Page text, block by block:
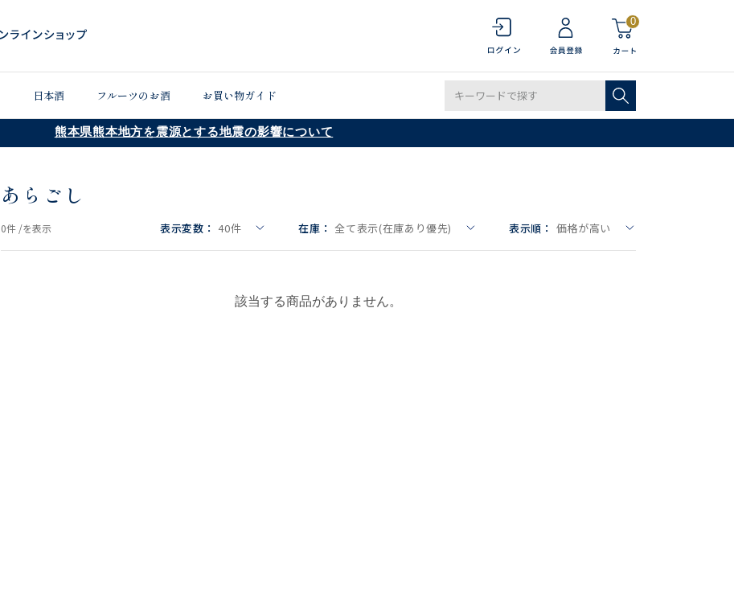
0
日本酒 フルーツのお酒 お買い物ガイド
熊本県熊本地方を震源とする地震の影響について
あらごし
0件 /を表示 表示変数： 40件 在庫： 全て表示(在庫あり優先) 表示順： 価格が高い
該当する商品がありません。